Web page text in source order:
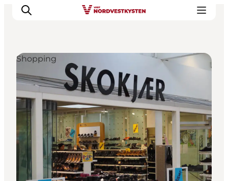
Urlaubsorte
Inspiration
Events
Unterkunft
Mach deine Urlaubsplanung
Shopping